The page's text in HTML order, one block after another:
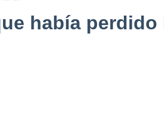
había